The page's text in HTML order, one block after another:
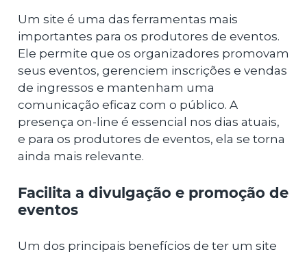
Um site é uma das ferramentas mais
importantes para os produtores de eventos.
Ele permite que os organizadores promovam
seus eventos, gerenciem inscrições e vendas
de ingressos e mantenham uma
comunicação eficaz com o público. A
presença on-line é essencial nos dias atuais,
e para os produtores de eventos, ela se torna
ainda mais relevante.
Facilita a divulgação e promoção de
eventos
Um dos principais benefícios de ter um site